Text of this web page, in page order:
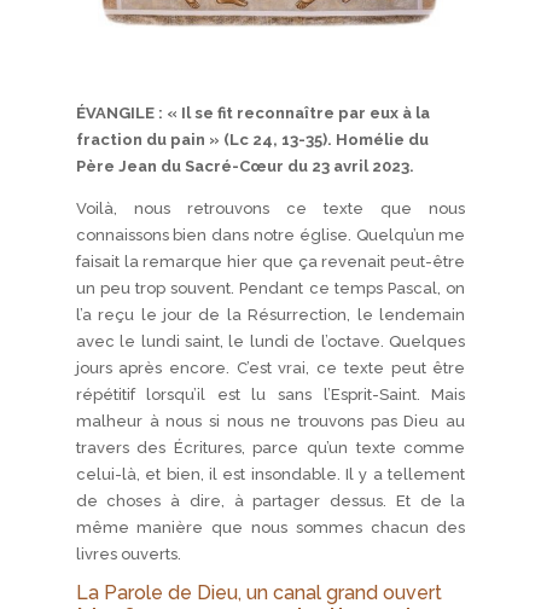
ÉVANGILE : « Il se fit reconnaître par eux à la
fraction du pain » (Lc 24, 13-35). Homélie du
Père Jean du Sacré-Cœur du 23 avril 2023.
Voilà, nous retrouvons ce texte que nous
connaissons bien dans notre église. Quelqu’un me
faisait la remarque hier que ça revenait peut-être
un peu trop souvent. Pendant ce temps Pascal, on
l’a reçu le jour de la Résurrection, le lendemain
avec le lundi saint, le lundi de l’octave. Quelques
jours après encore. C’est vrai, ce texte peut être
répétitif lorsqu’il est lu sans l’Esprit-Saint. Mais
malheur à nous si nous ne trouvons pas Dieu au
travers des Écritures, parce qu’un texte comme
celui-là, et bien, il est insondable. Il y a tellement
de choses à dire, à partager dessus. Et de la
même manière que nous sommes chacun des
livres ouverts.
La Parole de Dieu, un canal grand ouvert